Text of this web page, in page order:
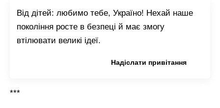
Від дітей: любимо тебе, Україно! Нехай наше
покоління росте в безпеці й має змогу
втілювати великі ідеї.
Надіслати привітання
***